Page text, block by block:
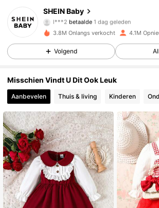
SHEIN Baby
4.92
743K Volgers
l***2 betaalde 1 dag geleden
r***a gevolgd 3 uur geleden
4.92
4.92 743K Volgers
4.92 743K Volgers
4.92 743K Volgers
4.92 743K Volgers
3.8M Onlangs verkocht 4.1M
Volgend
Misschien Vindt U Dit Ook Leuk
Aanbevelen Thuis & living Kinderen